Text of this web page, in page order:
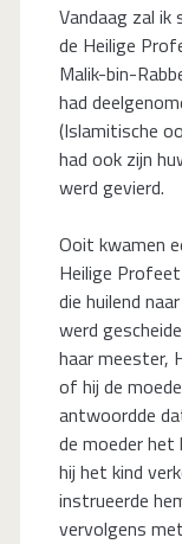
Vandaag zal
de Heilige
Malik-bin-
had
(Islamitische
had ook zijn
werd gevierd.
Ooit kwamen
Heilige
die huilend
werd
haar meester,
of hij de
antwoordde
de moeder het
hij het kind
instrueerde
vervolgens